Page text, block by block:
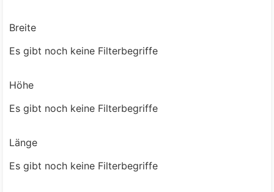
Breite
Es gibt noch keine Filterbegriffe
Höhe
Es gibt noch keine Filterbegriffe
Länge
Es gibt noch keine Filterbegriffe